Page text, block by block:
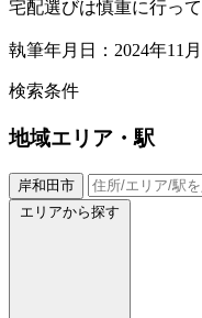
宅配選びは慎重に行っ
執筆年月日：2024年11月
検索条件
地域エリア・駅
岸和田市
エリアから探す